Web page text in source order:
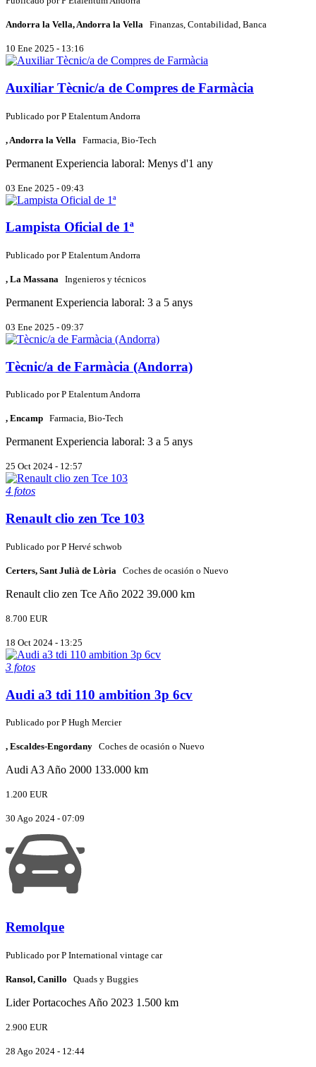
Andorra la Vella, Andorra la Vella Finanzas, Contabilidad, Banca
10 Ene 2025 - 13:16
Auxiliar Tècnic/a de Compres de Farmàcia
Publicado porP Etalentum Andorra
, Andorra la Vella Farmacia, Bio-Tech
Permanent Experiencia laboral: Menys d'1 any
03 Ene 2025 - 09:43
Lampista Oficial de 1ª
Publicado porP Etalentum Andorra
, La Massana Ingenieros y técnicos
Permanent Experiencia laboral: 3 a 5 anys
03 Ene 2025 - 09:37
Tècnic/a de Farmàcia (Andorra)
Publicado porP Etalentum Andorra
, Encamp Farmacia, Bio-Tech
Permanent Experiencia laboral: 3 a 5 anys
25 Oct 2024 - 12:57
4 fotos
Renault clio zen Tce 103
Publicado porP Hervé schwob
Certers, Sant Julià de Lòria Coches de ocasión o Nuevo
Renault clio zen Tce Año 2022 39.000 km
8.700 EUR
18 Oct 2024 - 13:25
3 fotos
Audi a3 tdi 110 ambition 3p 6cv
Publicado porP Hugh Mercier
, Escaldes-Engordany Coches de ocasión o Nuevo
Audi A3 Año 2000 133.000 km
1.200 EUR
30 Ago 2024 - 07:09
Remolque
Publicado porP International vintage car
Ransol, Canillo Quads y Buggies
Lider Portacoches Año 2023 1.500 km
2.900 EUR
28 Ago 2024 - 12:44